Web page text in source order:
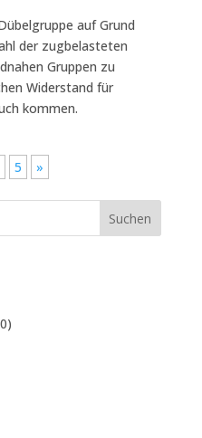
auf Grund
der zugbelasteten
Gruppen zu
Widerstand für
kommen.
5 »